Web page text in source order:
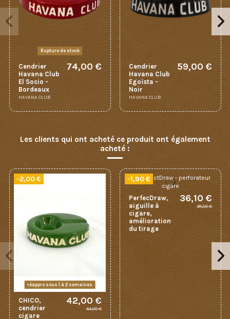
Rupture de stock
Cendrier
Havana Club
El Socio -
Bordeaux
HAVANA CLUB
74,00 €
Cendrier
Havana Club
Egoïsta -
Noir
HAVANA CLUB
59,00 €
Les clients qui ont acheté ce produit ont également
acheté :
-2,00 €
réappro sous 1 à 2 semaines
CHICO,
cendrier
cigare
42,00 €
44,00 €
-1,90 €
PerfecDraw,
aiguille à
cigare,
amélioration
du tirage
36,10 €
38,00 €